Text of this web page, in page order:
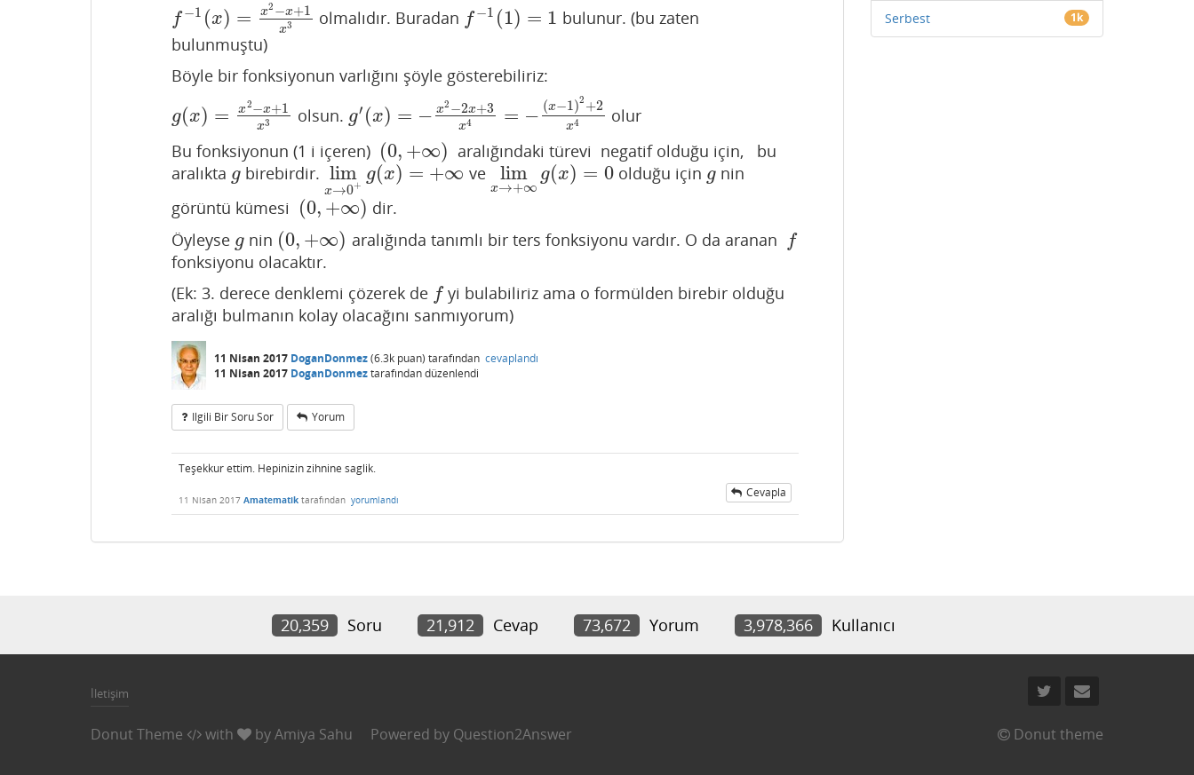
f −1 (x) = x2 −x+1
x3
f−1(x)=x2 −x +1x3 olmalıdır. Buradan f −1 (1) = 1
f−1(1)=1
bulunur. (bu zaten
bulunmuştu)
Böyle bir fonksiyonun varlığını şöyle gösterebiliriz:
g(x) = x2−x+1
x3
g(x)=x 2− x+1x3 olsun. g′ (x) = − x2 −2x+3
x4 = − (x−1)2 +2
x4
g′(x)=− x2 −2x+3x4=−(x −1 2+2x4
olur
Bu fonksiyonun (1 i içeren) (0, +∞)
(0,+ ∞)
aralığındaki türevi negatif olduğu için, bu
aralıkta g
g birebirdir. lim
x→0+
g(x) = +∞
limx→0+g( x)= +∞ ve lim
x→+∞
g(x) = 0
limx→ +∞g(x )=0 olduğu için g
g nin
görüntü kümesi (0, +∞)
(0,+ ∞)
dir.
Öyleyse g
g nin (0, +∞)
(0,+ ∞) aralığında tanımlı bir ters fonksiyonu vardır. O da aranan f
f
fonksiyonu olacaktır.
(Ek: 3. derece denklemi çözerek de f
f yi bulabiliriz ama o formülden birebir olduğu
aralığı bulmanın kolay olacağını sanmıyorum)
11 Nisan 2017 DoganDonmez(6.3k puan) tarafından cevaplandı
11 Nisan 2017 DoganDonmeztarafındandüzenlendi
Ilgili Bir Soru Sor Yorum
Teşekkur ettim. Hepinizin zihnine saglik.
11 Nisan 2017 Amatematik tarafından yorumlandı Cevapla
Serbest 1k
20,359 Soru 21,912 Cevap 73,672 Yorum 3,978,366 Kullanıcı
İletişim
Donut Theme with byAmiya Sahu Powered by Question2Answer Donut theme